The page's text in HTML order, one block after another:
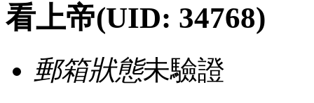
看上帝(UID: 34768)
郵箱狀態未驗證